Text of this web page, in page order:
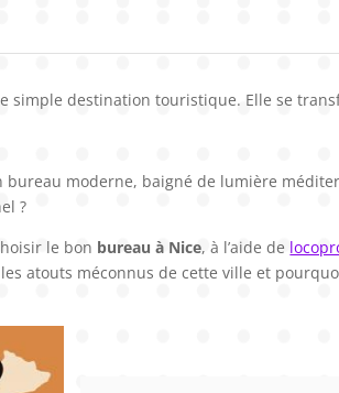
simple destination touristique. Elle se
moderne, baigné de lumière
?
le bon bureau à Nice, à l’aide de
atouts méconnus de cette ville et